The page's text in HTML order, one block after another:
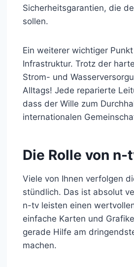
Sicherheitsgarantien, die
sollen.
Ein weiterer wichtiger
Infrastruktur. Trotz der
Strom- und
Alltags! Jede reparierte
dass der Wille zum
internationalen
Die Rolle von
Viele von Ihnen verfolgen
stündlich. Das ist absolut
n-tv leisten einen
einfache Karten und
gerade Hilfe am
machen.